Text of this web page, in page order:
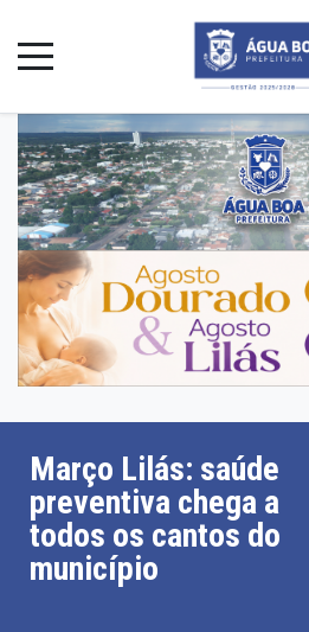
Março Lilás: saúde
preventiva chega a
todos os cantos do
município